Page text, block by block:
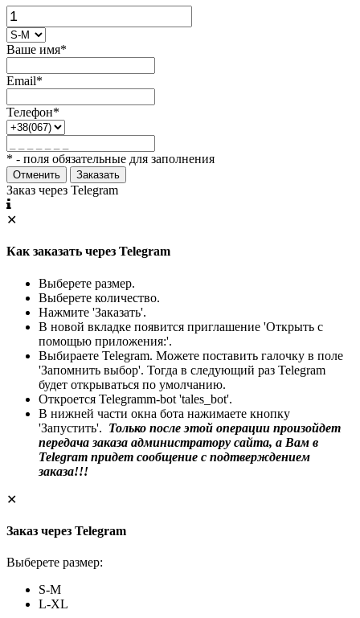
Ваше имя*
Email*
Телефон*
* - поля обязательные для заполнения
Отменить Заказать
Заказ через Telegram
✕
Как заказать через Telegram
Выберете размер.
Выберете количество.
Нажмите 'Заказать'.
В новой вкладке появится приглашение 'Открыть с
помощью приложения:'.
Выбираете Telegram. Можете поставить галочку в поле
'Запомнить выбор'. Тогда в следующий раз Telegram
будет открываться по умолчанию.
Откроется Telegramm-bot 'tales_bot'.
В нижней части окна бота нажимаете кнопку
'Запустить'. Только после этой операции произойдет
передача заказа администратору сайта, а Вам в
Telegram придет сообщение с подтверждением
заказа!!!
✕
Заказ через Telegram
Выберете размер:
S-M
L-XL